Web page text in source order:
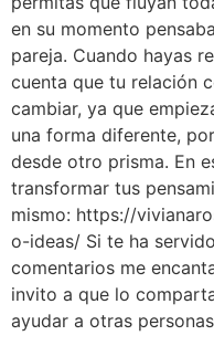
en su momento
pareja. Cuando hayas
cuenta que tu relación
cambiar, ya que
una forma diferente,
desde otro prisma. En
transformar tus
mismo: https://
o-ideas/ Si te ha
comentarios me
invito a que lo
ayudar a otras